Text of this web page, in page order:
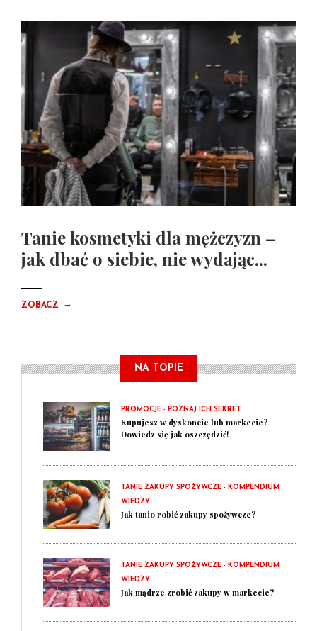
Tanie kosmetyki dla mężczyzn –
jak dbać o siebie, nie wydając...
ZOBACZ →
NA TOPIE
PROMOCJE - POZNAJ ICH SEKRET
Kupujesz w dyskoncie lub markecie?
Dowiedz się jak oszczędzić!
TANIE ZAKUPY SPOŻYWCZE - KOMPENDIUM
WIEDZY
Jak tanio robić zakupy spożywcze?
TANIE ZAKUPY SPOŻYWCZE - KOMPENDIUM
WIEDZY
Jak mądrze zrobić zakupy w markecie?